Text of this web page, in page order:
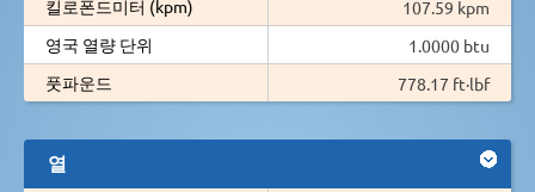
킬로폰드미터 (kpm)
107.59 kpm
영국 열량 단위
1.0000 btu
풋파운드
778.17 ft·lbf
열